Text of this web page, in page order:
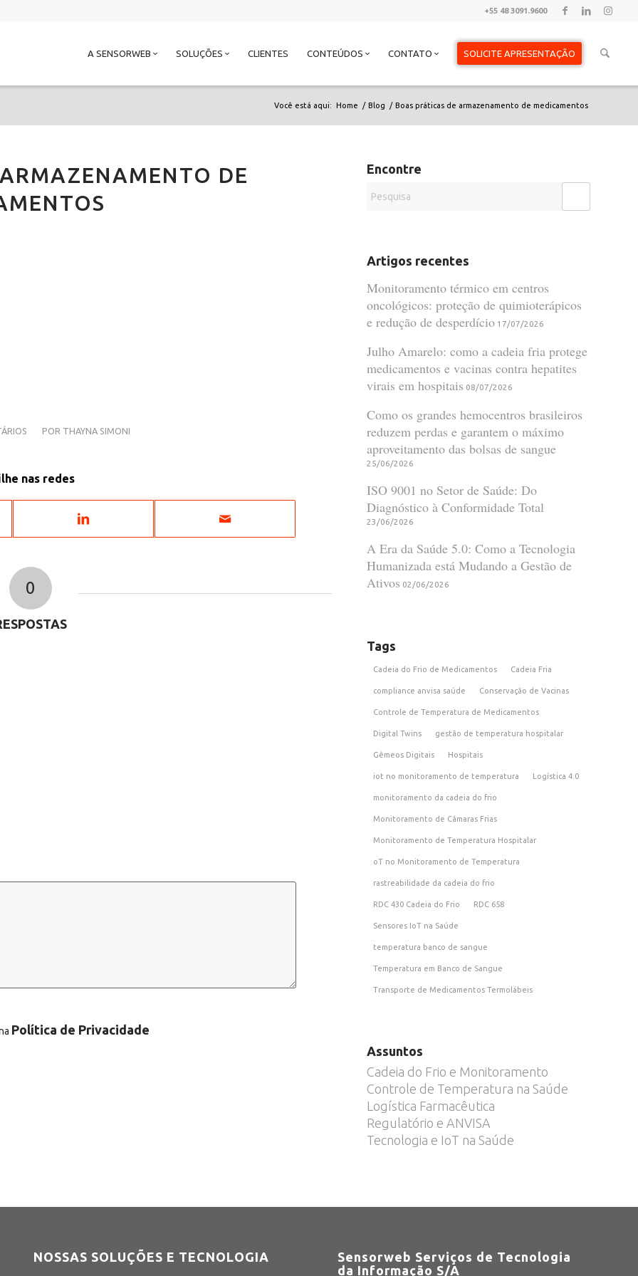
+55 48 3091.9600
A SENSORWEB SOLUÇÕES CLIENTES CONTEÚDOS CONTATO SOLICITE APRESENTAÇÃO
Você está aqui: Home / Blog / Boas práticas de armazenamento de medicamentos
DE
POR THAYNA SIMONI
nas redes
0
Política de Privacidade
Encontre
Artigos recentes
Monitoramento térmico em centros
oncológicos: proteção de quimioterápicos
e redução de desperdício 17/07/2026
Julho Amarelo: como a cadeia fria protege
medicamentos e vacinas contra hepatites
virais em hospitais 08/07/2026
Como os grandes hemocentros brasileiros
reduzem perdas e garantem o máximo
aproveitamento das bolsas de sangue
25/06/2026
ISO 9001 no Setor de Saúde: Do
Diagnóstico à Conformidade Total
23/06/2026
A Era da Saúde 5.0: Como a Tecnologia
Humanizada está Mudando a Gestão de
Ativos 02/06/2026
Tags
Cadeia do Frio de Medicamentos Cadeia Fria
compliance anvisa saúde Conservação de Vacinas
Controle de Temperatura de Medicamentos
Digital Twins gestão de temperatura hospitalar
Gêmeos Digitais Hospitais
iot no monitoramento de temperatura Logística 4.0
monitoramento da cadeia do frio
Monitoramento de Câmaras Frias
Monitoramento de Temperatura Hospitalar
oT no Monitoramento de Temperatura
rastreabilidade da cadeia do frio
RDC 430 Cadeia do Frio RDC 658
Sensores IoT na Saúde
temperatura banco de sangue
Temperatura em Banco de Sangue
Transporte de Medicamentos Termolábeis
Assuntos
Cadeia do Frio e Monitoramento
Controle de Temperatura na Saúde
Logística Farmacêutica
Regulatório e ANVISA
Tecnologia e IoT na Saúde
NOSSAS SOLUÇÕES E TECNOLOGIA
Sensorweb Serviços de Tecnologia
da Informação S/A